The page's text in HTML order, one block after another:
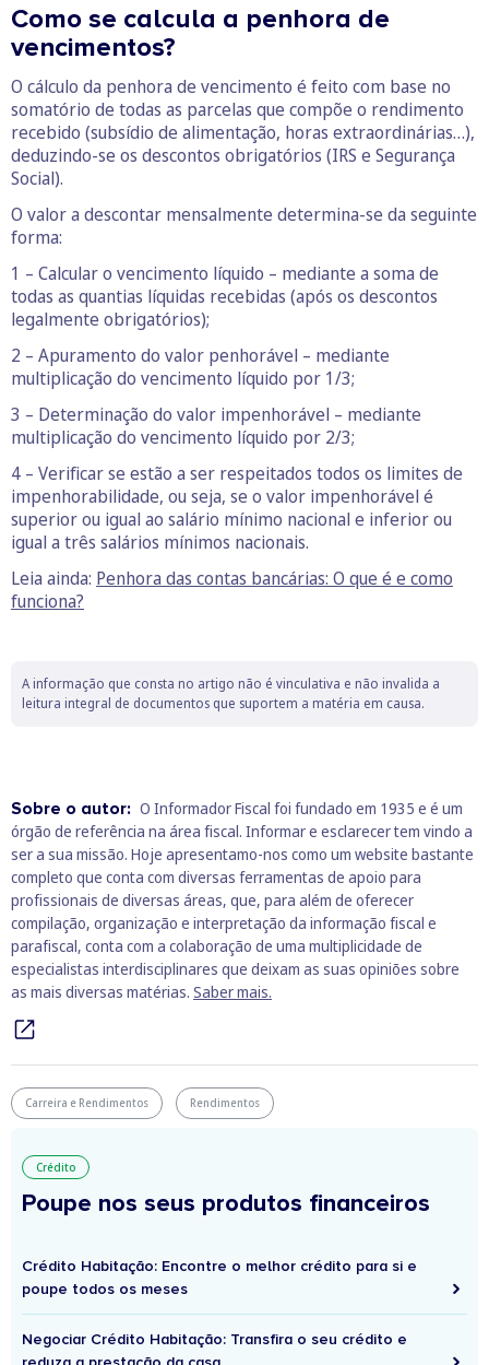
Como se calcula a penhora de
vencimentos?
O cálculo da penhora de vencimento é feito com base no
somatório de todas as parcelas que compõe o rendimento
recebido (subsídio de alimentação, horas extraordinárias…),
deduzindo-se os descontos obrigatórios (IRS e Segurança
Social).
O valor a descontar mensalmente determina-se da seguinte
forma:
1 – Calcular o vencimento líquido – mediante a soma de
todas as quantias líquidas recebidas (após os descontos
legalmente obrigatórios);
2 – Apuramento do valor penhorável – mediante
multiplicação do vencimento líquido por 1/3;
3 – Determinação do valor impenhorável – mediante
multiplicação do vencimento líquido por 2/3;
4 – Verificar se estão a ser respeitados todos os limites de
impenhorabilidade, ou seja, se o valor impenhorável é
superior ou igual ao salário mínimo nacional e inferior ou
igual a três salários mínimos nacionais.
Leia ainda: Penhora das contas bancárias: O que é e como
funciona?
A informação que consta no artigo não é vinculativa e não invalida a
leitura integral de documentos que suportem a matéria em causa.
Sobre o autor: O Informador Fiscal foi fundado em 1935 e é um
órgão de referência na área fiscal. Informar e esclarecer tem vindo a
ser a sua missão. Hoje apresentamo-nos como um website bastante
completo que conta com diversas ferramentas de apoio para
profissionais de diversas áreas, que, para além de oferecer
compilação, organização e interpretação da informação fiscal e
parafiscal, conta com a colaboração de uma multiplicidade de
especialistas interdisciplinares que deixam as suas opiniões sobre
as mais diversas matérias. Saber mais.
Carreira e Rendimentos Rendimentos
Crédito
Poupe nos seus produtos financeiros
Crédito Habitação: Encontre o melhor crédito para si e
poupe todos os meses
Negociar Crédito Habitação: Transfira o seu crédito e